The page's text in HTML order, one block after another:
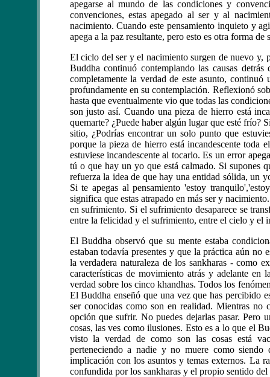
apegarse al mundo de las condiciones y
convenciones, estas apegado al ser y al
nacimiento. Cuando este pensamiento inquieto y
apega a la paz resultante, pero esto es otra forma
El ciclo del ser y el nacimiento surgen de nuevo y,
Buddha continuó contemplando las causas
completamente la verdad de este asunto,
profundamente en su contemplación. Reflexionó
hasta que eventualmente vio que todas las
son justo así. Cuando una pieza de hierro está
quemarte? ¿Puede haber algún lugar que esté frío?
sitio, ¿Podrías encontrar un solo punto que
porque la pieza de hierro está incandescente toda
estuviese incandescente al tocarlo. Es un error
tú o que hay un yo que está calmado. Si supones
refuerza la idea de que hay una entidad sólida, un
Si te apegas al pensamiento 'estoy
significa que estas atrapado en más ser y
en sufrimiento. Si el sufrimiento desaparece se
entre la felicidad y el sufrimiento, entre el cielo y el
El Buddha observó que su mente estaba
estaban todavía presentes y que la práctica aún no
la verdadera naturaleza de los sankharas - como
características de movimiento atrás y adelante en
verdad sobre los cinco khandhas. Todos los
El Buddha enseñó que una vez que has percibido
ser conocidas como son en realidad. Mientras no
opción que sufrir. No puedes dejarlas pasar. Pero
cosas, las ves como ilusiones. Esto es a lo que el
visto la verdad de como son las cosas está
perteneciendo a nadie y no muere como
implicación con los asuntos y temas externos. La
confundida por los sankharas y el propio sentido del